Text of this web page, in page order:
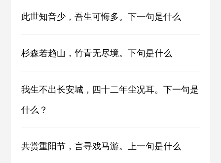
此世知音少，吾生可悔多。下一句是什么
杉森若趋山，竹青无尽境。下句是什么
我生不出长安城，四十二年尘况耳。下一句是
什么？
共赏重阳节，言寻戏马游。上一句是什么